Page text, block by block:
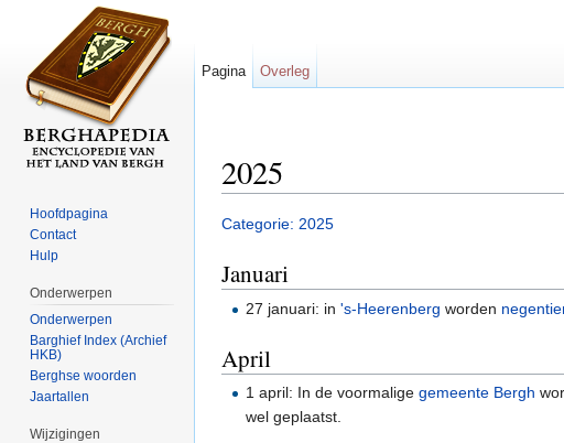
2025
Categorie: 2025
Januari
27 januari: in's-Heerenberg worden
April
1 april: In de voormaligegemeente Bergh
wel geplaatst.
Pagina Overleg
Hoofdpagina
Contact
Hulp
Onderwerpen
Onderwerpen
Barghief Index (Archief
HKB)
Berghse woorden
Jaartallen
Wijzigingen